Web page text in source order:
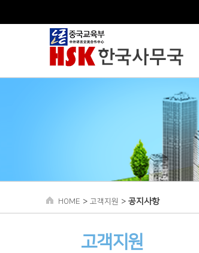
HOME > 고객지원 > 공지사항
고객지원